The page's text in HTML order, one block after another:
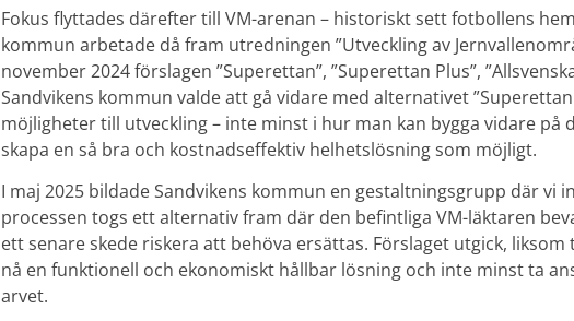
Fokus flyttades därefter till VM-arenan – historiskt sett fotbollens
kommun arbetade då fram utredningen ”Utveckling av
november 2024 förslagen ”Superettan”, ”Superettan Plus”,
Sandvikens kommun valde att gå vidare med alternativet ”Superettan
möjligheter till utveckling – inte minst i hur man kan bygga vidare på
skapa en så bra och kostnadseffektiv helhetslösning som möjligt.
I maj 2025 bildade Sandvikens kommun en gestaltningsgrupp där vi
processen togs ett alternativ fram där den befintliga VM-läktaren
ett senare skede riskera att behöva ersättas. Förslaget utgick,
nå en funktionell och ekonomiskt hållbar lösning och inte minst ta
arvet.